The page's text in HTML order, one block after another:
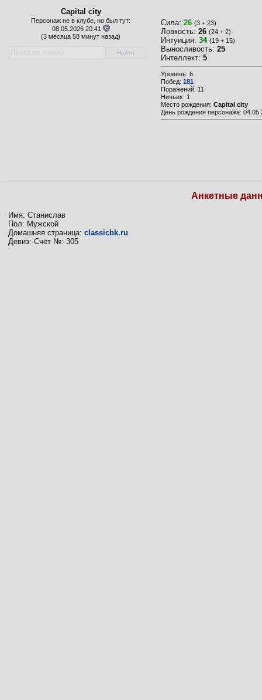
Capital city
Персонаж не в клубе, но был тут:
08.05.2026 20:41
(3 месяца 58 минут назад)
Сила: 26 (3 + 23)
Ловкость: 26 (24 + 2)
Интуиция: 34 (19 + 15)
Выносливость: 25
Интеллект: 5
Уровень: 6
Побед: 181
Поражений: 11
Ничьих: 1
Место рождения: Capital city
День рождения персонажа:
Анкетные
Имя: Станислав
Пол: Мужской
Домашняя страница: classicbk.ru
Девиз: Счёт №: 305